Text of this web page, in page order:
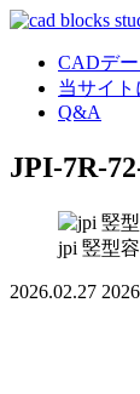
CADデ
当サイト
Q&A
JPI-7R-
jpi 竪型
2026.02.27